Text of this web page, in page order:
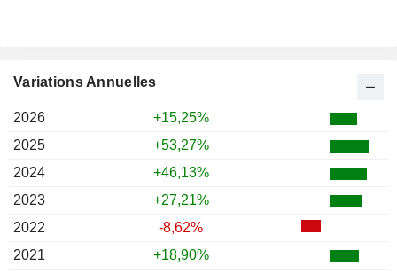
Variations Annuelles
2026
+15,25%
2025
+53,27%
2024
+46,13%
2023
+27,21%
2022
-8,62%
2021
+18,90%